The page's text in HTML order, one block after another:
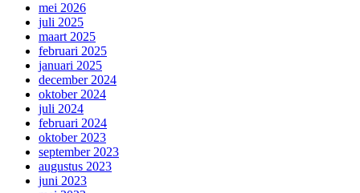
mei 2026
juli 2025
maart 2025
februari 2025
januari 2025
december 2024
oktober 2024
juli 2024
februari 2024
oktober 2023
september 2023
augustus 2023
juni 2023